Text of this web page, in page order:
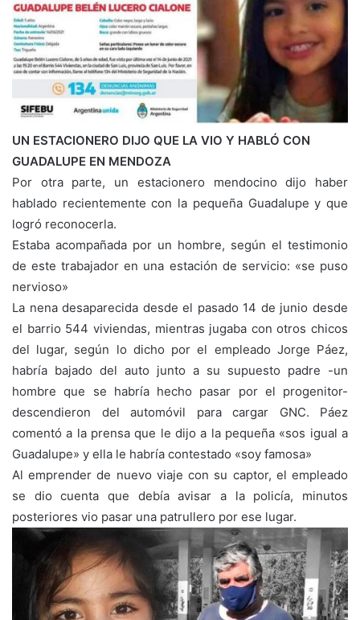
UN ESTACIONERO DIJO QUE LA VIO Y HABLÓ CON
GUADALUPE EN MENDOZA
Por otra parte, un estacionero mendocino dijo haber
hablado recientemente con la pequeña Guadalupe y que
logró reconocerla.
Estaba acompañada por un hombre, según el testimonio
de este trabajador en una estación de servicio: «se puso
nervioso»
La nena desaparecida desde el pasado 14 de junio desde
el barrio 544 viviendas, mientras jugaba con otros chicos
del lugar, según lo dicho por el empleado Jorge Páez,
habría bajado del auto junto a su supuesto padre -un
hombre que se habría hecho pasar por el progenitor-
descendieron del automóvil para cargar GNC. Páez
comentó a la prensa que le dijo a la pequeña «sos igual a
Guadalupe» y ella le habría contestado «soy famosa»
Al emprender de nuevo viaje con su captor, el empleado
se dio cuenta que debía avisar a la policía, minutos
posteriores vio pasar una patrullero por ese lugar.